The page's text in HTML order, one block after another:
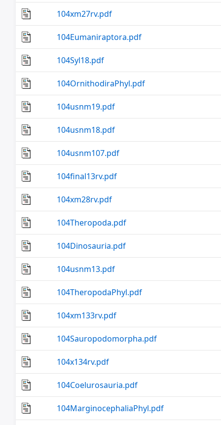
104xm27rv.pdf
104Eumaniraptora.pdf
104Syl18.pdf
104OrnithodiraPhyl.pdf
104usnm19.pdf
104usnm18.pdf
104usnm107.pdf
104final13rv.pdf
104xm28rv.pdf
104Theropoda.pdf
104Dinosauria.pdf
104usnm13.pdf
104TheropodaPhyl.pdf
104xm133rv.pdf
104Sauropodomorpha.pdf
104x134rv.pdf
104Coelurosauria.pdf
104MarginocephaliaPhyl.pdf